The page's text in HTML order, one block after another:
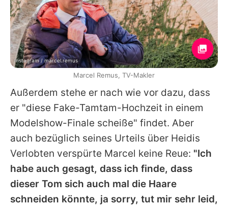
Außerdem stehe er nach wie vor dazu, dass
er "diese Fake-Tamtam-Hochzeit in einem
Modelshow-Finale scheiße" findet. Aber
auch bezüglich seines Urteils über Heidis
Verlobten verspürte Marcel keine Reue: "Ich
habe auch gesagt, dass ich finde, dass
dieser Tom sich auch mal die Haare
schneiden könnte, ja sorry, tut mir sehr leid,
Instagram / marcel.remus
Marcel Remus, TV-Makler